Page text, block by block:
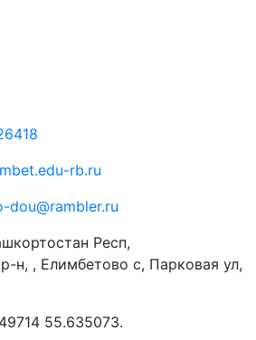
rb.ru
dou@rambler.ru
Респ,
н, , Елимбетово с, Парковая ул,
55.635073.